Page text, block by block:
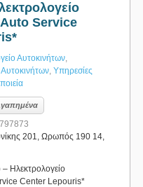
Service
Αυτοκινήτων,
Αυτοκινήτων, Υπηρεσίες
201, Ωρωπός 190 14,
– Ηλεκτρολογείο
Center Lepouris*